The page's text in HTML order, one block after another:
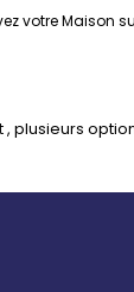
Maison
plusieurs